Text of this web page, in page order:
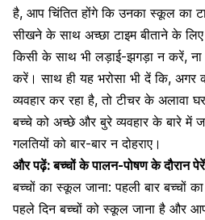
है, आप चिंतित होंगे कि उनका स्कूल का
सीखने के साथ अच्छा टाइम बीताने के लिए
किसी के साथ भी लड़ाई-झगड़ा न करें,
करें। साथ ही यह भरोसा भी दें कि, अगर
व्यवहार कर रहा है, तो टीचर के अलावा
बच्चे को अच्छे और बुरे व्यवहार के बारे में
गलतियों को बार-बार न दोहराए।
और पढ़ें:बच्चों के पालन-पोषण के दौरान
बच्चों का स्कूल जाना: पहली बार बच्चों
पहले दिन बच्चों को स्कूल जाना है और